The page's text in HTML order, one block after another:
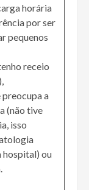
horária
por ser
pequenos
receio
a
(não tive
isso
hospital) ou